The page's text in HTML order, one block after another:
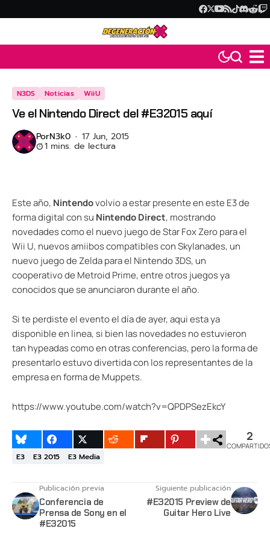
N3DS Noticias WiiU
Ve el Nintendo Direct del #E32015 aquí
PorN3k0 17 Jun, 2015
1 mins. de lectura
Este año, Nintendovolvio a estar presente en este E3 de
forma digital con su Nintendo Direct, mostrando
novedades como el nuevo juego de Star Fox Zero para el
Wii U, nuevos amiibos compatibles con Skylanades, un
nuevo juego de Zelda para el Nintendo 3DS, un
cooperativo de Metroid Prime, entre otros juegos ya
conocidos que se anunciaron durante el año.
Si te perdiste el evento el día de ayer, aqui esta ya
disponible en linea, si bien las novedades no estuvieron
tan hypeadas como en otras conferencias, pero la forma de
presentarlo estuvo divertida con los representantes de la
empresa en forma de Muppets.
https://www.youtube.com/watch?v=QPDPSezEkcY
2
E3 E3 2015 E3 Media
Publicación previa
Conferencia de
Prensa de Sony en el
#E32015
Siguiente publicación
#E32015 Preview de
Guitar Hero Live